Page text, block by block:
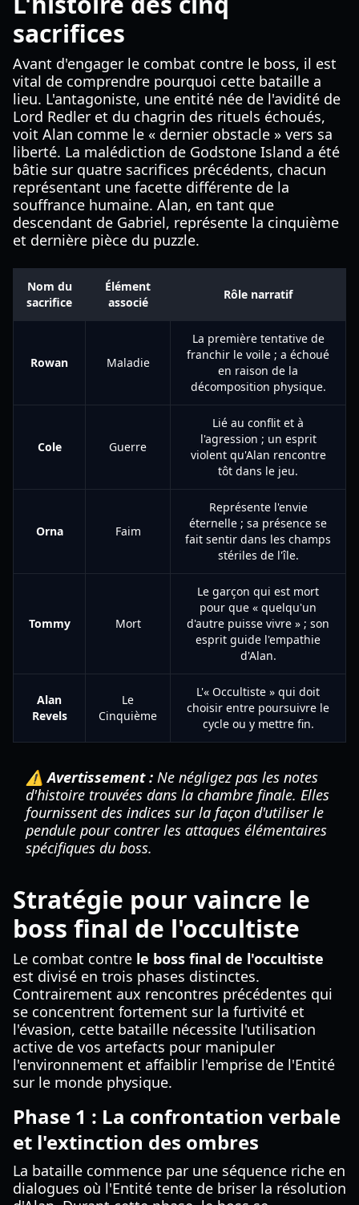
sacrifices
Avant d'engager le combat contre le boss, il est
vital de comprendre pourquoi cette bataille a
lieu. L'antagoniste, une entité née de l'avidité de
Lord Redler et du chagrin des rituels échoués,
voit Alan comme le « dernier obstacle » vers sa
liberté. La malédiction de Godstone Island a été
bâtie sur quatre sacrifices précédents, chacun
représentant une facette différente de la
souffrance humaine. Alan, en tant que
descendant de Gabriel, représente la cinquième
et dernière pièce du puzzle.
Nom du
sacrifice
Élément
associé
Rôle narratif
Rowan Maladie
La première tentative de
franchir le voile ; a échoué
en raison de la
décomposition physique.
Cole Guerre
Lié au conflit et à
l'agression ; un esprit
violent qu'Alan rencontre
tôt dans le jeu.
Orna Faim
Représente l'envie
éternelle ; sa présence se
fait sentir dans les champs
stériles de l'île.
Tommy Mort
Le garçon qui est mort
pour que « quelqu'un
d'autre puisse vivre » ; son
esprit guide l'empathie
d'Alan.
Alan
Revels
Le
Cinquième
L'« Occultiste » qui doit
choisir entre poursuivre le
cycle ou y mettre fin.
⚠️ Avertissement : Ne négligez pas les notes
d'histoire trouvées dans la chambre finale. Elles
fournissent des indices sur la façon d'utiliser le
pendule pour contrer les attaques élémentaires
spécifiques du boss.
Stratégie pour vaincre le
boss final de l'occultiste
Le combat contre le boss final de l'occultiste
est divisé en trois phases distinctes.
Contrairement aux rencontres précédentes qui
se concentrent fortement sur la furtivité et
l'évasion, cette bataille nécessite l'utilisation
active de vos artefacts pour manipuler
l'environnement et affaiblir l'emprise de l'Entité
sur le monde physique.
Phase 1 : La confrontation verbale
et l'extinction des ombres
La bataille commence par une séquence riche en
dialogues où l'Entité tente de briser la résolution